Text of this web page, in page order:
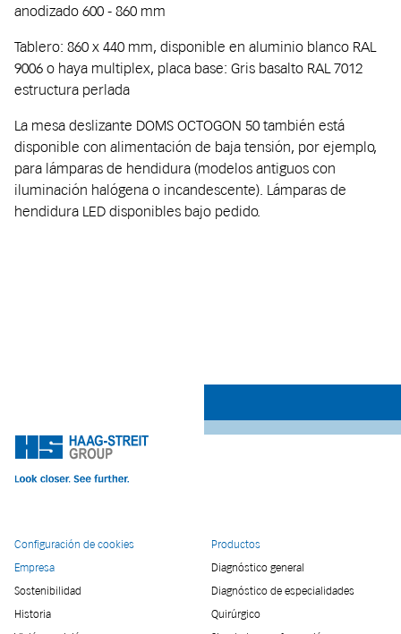
anodizado 600 - 860 mm
Tablero: 860 x 440 mm, disponible en aluminio blanco RAL
9006 o haya multiplex, placa base: Gris basalto RAL 7012
estructura perlada
La mesa deslizante DOMS OCTOGON 50 también está
disponible con alimentación de baja tensión, por ejemplo,
para lámparas de hendidura (modelos antiguos con
iluminación halógena o incandescente). Lámparas de
hendidura LED disponibles bajo pedido.
Configuración de cookies
Empresa
Sostenibilidad
Historia
Productos
Diagnóstico general
Diagnóstico de especialidades
Quirúrgico